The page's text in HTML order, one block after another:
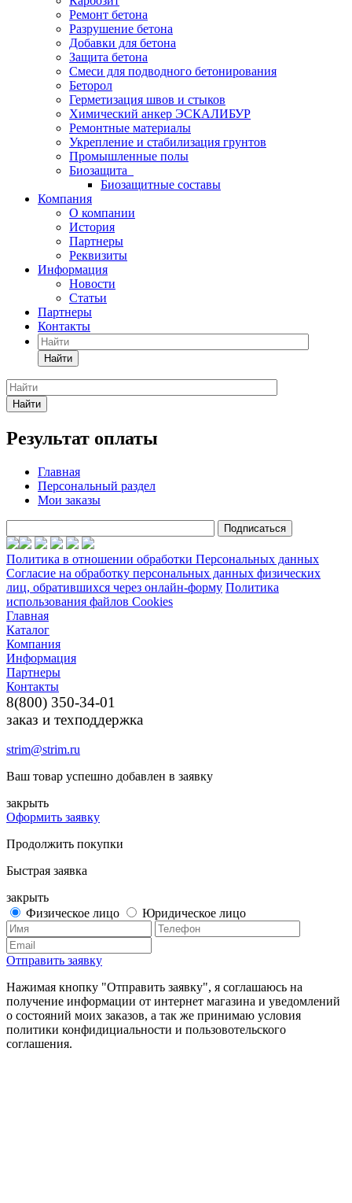
Ремонт бетона
Разрушение бетона
Добавки для бетона
Защита бетона
Смеси для подводного бетонирования
Беторол
Герметизация швов и стыков
Химический анкер ЭСКАЛИБУР
Ремонтные материалы
Укрепление и стабилизация грунтов
Промышленные полы
Биозащита
Биозащитные составы
Компания
О компании
История
Партнеры
Реквизиты
Информация
Новости
Статьи
Партнеры
Контакты
Найти
Найти
Результат оплаты
Главная
Персональный раздел
Мои заказы
Политика в отношении обработки Персональных данных
Согласие на обработку персональных данных физических
лиц, обратившихся через онлайн-форму Политика
использования файлов Cookies
Главная
Каталог
Компания
Информация
Партнеры
Контакты
8(800) 350-34-01
заказ и техподдержка
strim@strim.ru
Ваш товар успешно добавлен в заявку
закрыть
Оформить заявку
Продолжить покупки
Быстрая заявка
закрыть
Физическое лицо
Юридическое лицо
Отправить заявку
Нажимая кнопку "Отправить заявку", я соглашаюсь на
получение информации от интернет магазина и уведомлений
о состояний моих заказов, а так же принимаю условия
политики конфидициальности и пользовотельского
соглашения.